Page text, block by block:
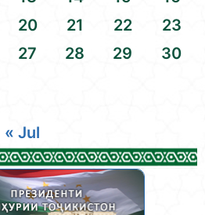
20 21 22
23
27 28 29
30
« Jul